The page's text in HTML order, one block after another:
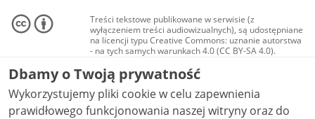
Treści tekstowe publikowane w serwisie (z
wyłączeniem treści audiowizualnych), są udostępniane
na licencji typu Creative Commons: uznanie autorstwa
- na tych samych warunkach 4.0 (CC BY-SA 4.0).
Materiały audiowizualne, w tym zdjęcia, materiały
audio i wideo, są udostępniane na licencji typu
Creative Commons: uznanie autorstwa użycie
niekomercyjne - bez utworów zależnych 4.0 (CC BY-
NC-ND 4.0), o ile nie jest to stwierdzone inaczej.
Dbamy o Twoją prywatność
Wykorzystujemy pliki cookie w celu zapewnienia
prawidłowego funkcjonowania naszej witryny oraz do